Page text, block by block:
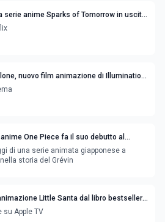
serie anime Sparks of Tomorrow in uscita
le anticipazioni
nuovo film animazione di Illumination
Chalamet e Selena Gomez
One Piece fa il suo debutto al
Grévin di Parigi
di una serie animata giapponese a
storia del Grévin
Little Santa dal libro bestseller
Agee
su Apple TV